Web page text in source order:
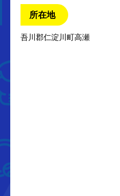
所在地
吾川郡仁淀川町高瀬